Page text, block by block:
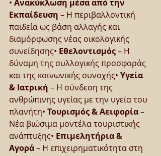
• Ανακύκλωση μέσα από την
Εκπαίδευση – Η περιβαλλοντική
παιδεία ως βάση αλλαγής και
διαμόρφωσης νέας οικολογικής
συνείδησης• Εθελοντισμός – Η
δύναμη της συλλογικής προσφοράς
και της κοινωνικής συνοχής• Υγεία
& Ιατρική – Η σύνδεση της
ανθρώπινης υγείας με την υγεία του
πλανήτη• Τουρισμός & Αειφορία –
Νέα βιώσιμα μοντέλα τουριστικής
ανάπτυξης• Επιμελητήρια &
Αγορά – Η επιχειρηματικότητα στη